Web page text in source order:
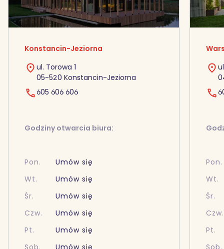
Konstancin-Jeziorna
ul. Torowa 1
05-520 Konstancin-Jeziorna
605 606 606
Godziny otwarcia biura:
Pon.
Umów się
Wt.
Umów się
Śr.
Umów się
Czw.
Umów się
Pt.
Umów się
Sob.
Umów się
Pon.
Wt.
Śr.
Czw.
Pt.
Sob.